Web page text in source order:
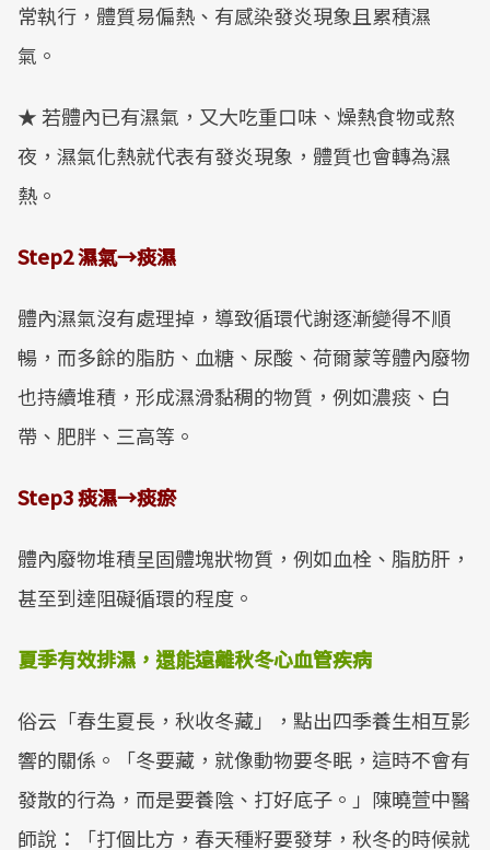
常執行，體質易偏熱、有感染發炎現象且累積濕
氣。
★ 若體內已有濕氣，又大吃重口味、燥熱食物或熬
夜，濕氣化熱就代表有發炎現象，體質也會轉為濕
熱。
Step2濕氣→痰濕
體內濕氣沒有處理掉，導致循環代謝逐漸變得不順
暢，而多餘的脂肪、血糖、尿酸、荷爾蒙等體內廢物
也持續堆積，形成濕滑黏稠的物質，例如濃痰、白
帶、肥胖、三高等。
Step3痰濕→痰瘀
體內廢物堆積呈固體塊狀物質，例如血栓、脂肪肝，
甚至到達阻礙循環的程度。
夏季有效排濕，還能遠離秋冬心血管疾病
俗云「春生夏長，秋收冬藏」，點出四季養生相互影
響的關係。「冬要藏，就像動物要冬眠，這時不會有
發散的行為，而是要養陰、打好底子。」陳曉萱中醫
師說：「打個比方，春天種籽要發芽，秋冬的時候就